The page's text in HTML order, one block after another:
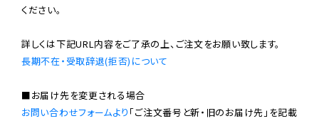
ください。
長期不在・受取辞退(拒否)について
お問い合わせフォームより 「ご注文番号と新・旧のお届け先」を記載